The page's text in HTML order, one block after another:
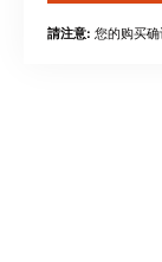
請注意: 您的购买